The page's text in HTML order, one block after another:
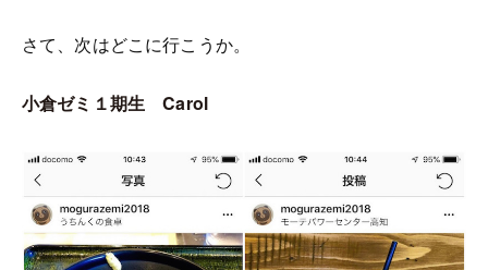
さて、次はどこに行こうか。
小倉ゼミ１期生 Carol